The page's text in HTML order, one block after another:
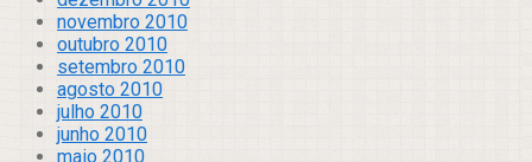
novembro 2010
outubro 2010
setembro 2010
agosto 2010
julho 2010
junho 2010
maio 2010